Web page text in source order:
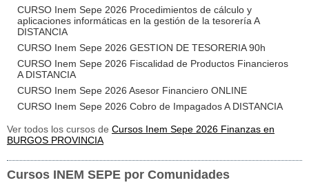
CURSO Inem Sepe 2026 Procedimientos de cálculo y
aplicaciones informáticas en la gestión de la tesorería A
DISTANCIA
CURSO Inem Sepe 2026 GESTION DE TESORERIA 90h
CURSO Inem Sepe 2026 Fiscalidad de Productos Financieros
A DISTANCIA
CURSO Inem Sepe 2026 Asesor Financiero ONLINE
CURSO Inem Sepe 2026 Cobro de Impagados A DISTANCIA
Ver todos los cursos de Cursos Inem Sepe 2026 Finanzas en
BURGOS PROVINCIA
Cursos INEM SEPE por Comunidades